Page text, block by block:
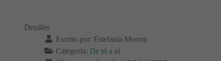
Detalles
Escrito por: Estefanía Morera
Categoría: De tú a tú